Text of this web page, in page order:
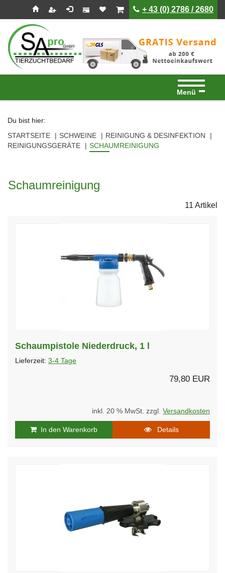
Seitenebreiche:
ist leerist leer+ 43 (0) 2786 / 2680
Menü
Du bist hier:
STARTSEITE
SCHWEINE
REINIGUNG & DESINFEKTION
REINIGUNGSGERÄTE
SCHAUMREINIGUNG
Schaumreinigung
11 Artikel
Schaumpistole Niederdruck, 1 l
Lieferzeit: 3-4 Tage
79,80 EUR
inkl. 20 % MwSt. zzgl. Versandkosten
In den Warenkorb Details